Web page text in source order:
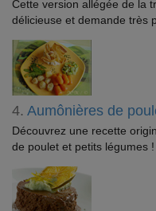
Cette version allégée de la
délicieuse et demande très
4. Aumônières de
Découvrez une recette
de poulet et petits légumes